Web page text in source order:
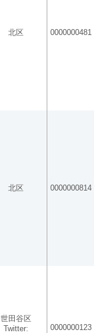
北区 0000000481
北区 0000000814
世田谷区
Twitter:
0000000123